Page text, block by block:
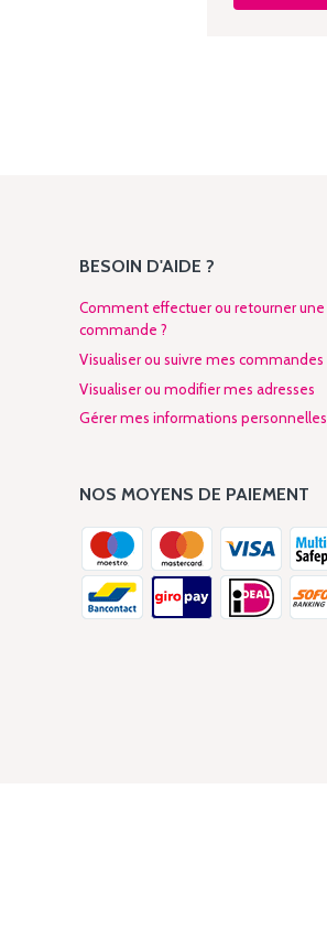
BESOIN D'AIDE ?
Comment effectuer ou retourner une
commande ?
Visualiser ou suivre mes commandes
Visualiser ou modifier mes adresses
Gérer mes informations personnelles
NOS MOYENS DE PAIEMENT